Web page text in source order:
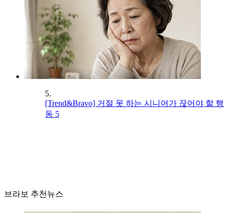
5.
[Trend&Bravo] 거절 못 하는 시니어가 끊어야 할 행
동 5
브라보 추천뉴스